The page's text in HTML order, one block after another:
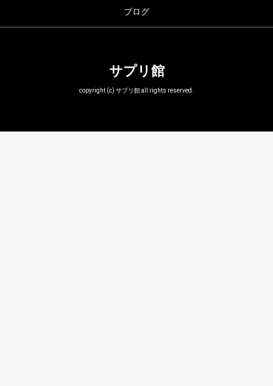
ブログ
サプリ館
copyright (c) サプリ館 all rights reserved.